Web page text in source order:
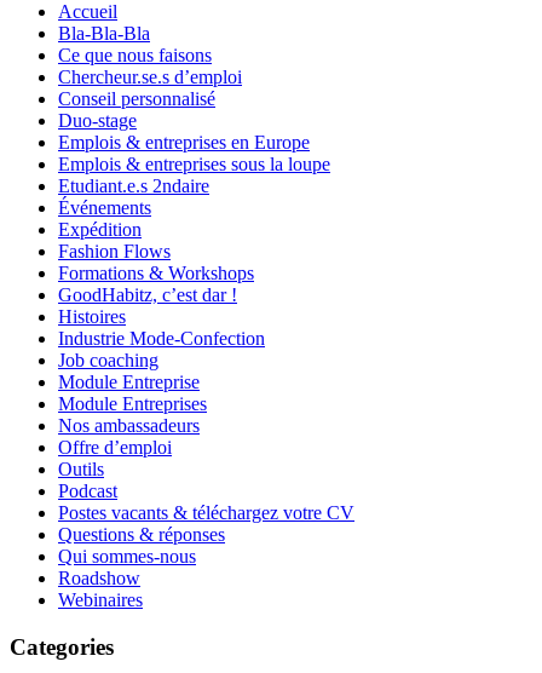
Accueil
Bla-Bla-Bla
Ce que nous faisons
Chercheur.se.s d’emploi
Conseil personnalisé
Duo-stage
Emplois & entreprises en Europe
Emplois & entreprises sous la loupe
Etudiant.e.s 2ndaire
Événements
Expédition
Fashion Flows
Formations & Workshops
GoodHabitz, c’est dar !
Histoires
Industrie Mode-Confection
Job coaching
Module Entreprise
Module Entreprises
Nos ambassadeurs
Offre d’emploi
Outils
Podcast
Postes vacants & téléchargez votre CV
Questions & réponses
Qui sommes-nous
Roadshow
Webinaires
Categories